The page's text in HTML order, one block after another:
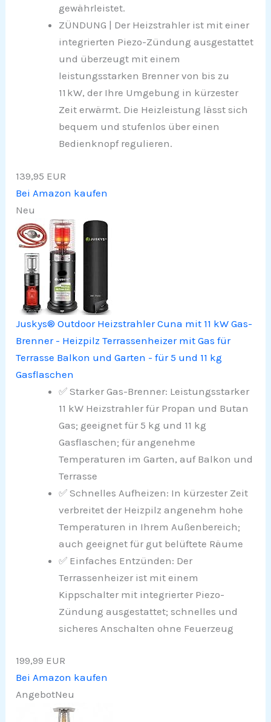
gewährleistet.
ZÜNDUNG | Der Heizstrahler ist mit einer
integrierten Piezo-Zündung ausgestattet
und überzeugt mit einem
leistungsstarken Brenner von bis zu
11 kW, der Ihre Umgebung in kürzester
Zeit erwärmt. Die Heizleistung lässt sich
bequem und stufenlos über einen
Bedienknopf regulieren.
139,95 EUR
Bei Amazon kaufen
Neu
Juskys® Outdoor Heizstrahler Cuna mit 11 kW Gas-
Brenner - Heizpilz Terrassenheizer mit Gas für
Terrasse Balkon und Garten - für 5 und 11 kg
Gasflaschen
✅ Starker Gas-Brenner: Leistungsstarker
11 kW Heizstrahler für Propan und Butan
Gas; geeignet für 5 kg und 11 kg
Gasflaschen; für angenehme
Temperaturen im Garten, auf Balkon und
Terrasse
✅ Schnelles Aufheizen: In kürzester Zeit
verbreitet der Heizpilz angenehm hohe
Temperaturen in Ihrem Außenbereich;
auch geeignet für gut belüftete Räume
✅ Einfaches Entzünden: Der
Terrassenheizer ist mit einem
Kippschalter mit integrierter Piezo-
Zündung ausgestattet; schnelles und
sicheres Anschalten ohne Feuerzeug
199,99 EUR
Bei Amazon kaufen
AngebotNeu